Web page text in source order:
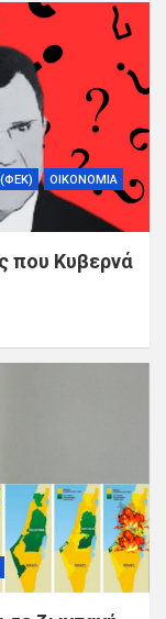
ΟΙΚΟΝΟΜΙΑ
που Κυβερνά